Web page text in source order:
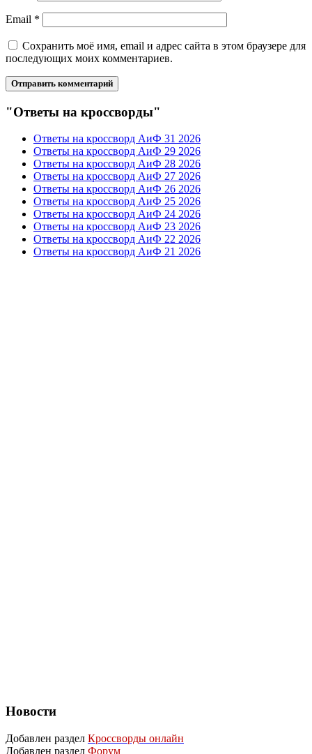
Email *
Сохранить моё имя, email и адрес сайта в этом браузере для
последующих моих комментариев.
"Ответы на кроссворды"
Ответы на кроссворд АиФ 31 2026
Ответы на кроссворд АиФ 29 2026
Ответы на кроссворд АиФ 28 2026
Ответы на кроссворд АиФ 27 2026
Ответы на кроссворд АиФ 26 2026
Ответы на кроссворд АиФ 25 2026
Ответы на кроссворд АиФ 24 2026
Ответы на кроссворд АиФ 23 2026
Ответы на кроссворд АиФ 22 2026
Ответы на кроссворд АиФ 21 2026
Новости
Добавлен раздел Кроссворды онлайн
Добавлен раздел Форум